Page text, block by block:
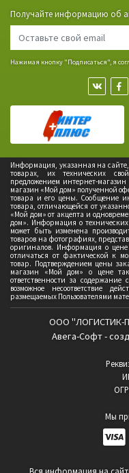
Получайте информацию об
Нажимая кнопку "Подписаться", я
Информация, указанная на
товарах, их технических
предложением интернет-
магазин «Мой дом» полученной
товара и его цены. Сообщение
товара, отличающейся от
«Мой дом» от акцепта и
дом». Информация о технических
может быть изменена
товаров на фотографиях,
оригиналов. Информация о цене
отличаться от фактической к
товар. Подтверждением цены
магазин «Мой дом» о цене
ответственности за
возможное несоответствие
размещаемых Пользователями
ООО "ЛОГИСТИК-
Авега-Софт -
Мы